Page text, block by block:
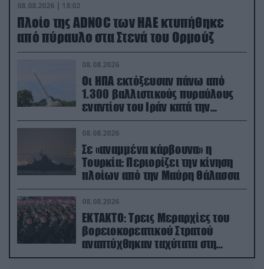
08.08.2026 | 18:02
Πλοίο της ADNOC των ΗΑΕ κτυπήθηκε
από πύραυλο στα Στενά του Ορμούζ
08.08.2026
Οι ΗΠΑ εκτόξευσαν πάνω από
1.300 βαλλιστικούς πυραύλους
εναντίον του Ιράν κατά την
διάρκεια του πολέμου
08.08.2026
Σε «αναμμένα κάρβουνα» η
Τουρκία: Περιορίζει την κίνηση
πλοίων από την Μαύρη Θάλασσα
08.08.2026
ΕΚΤΑΚΤΟ: Τρεις Μεραρχίες του
βορειοκορεατικού Στρατού
αναπτύχθηκαν ταχύτατα στη
Ρωσία